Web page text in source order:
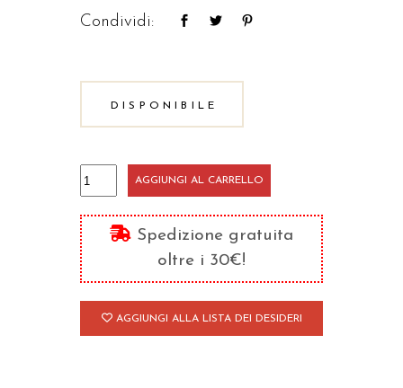
Condividi:
DISPONIBILE
Cammino
di
perfezione
quantità
AGGIUNGI AL CARRELLO
Spedizione gratuita
oltre i 30€!
AGGIUNGI ALLA LISTA DEI DESIDERI